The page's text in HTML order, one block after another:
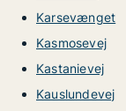
Karsevænget
Kasmosevej
Kastanievej
Kauslundevej